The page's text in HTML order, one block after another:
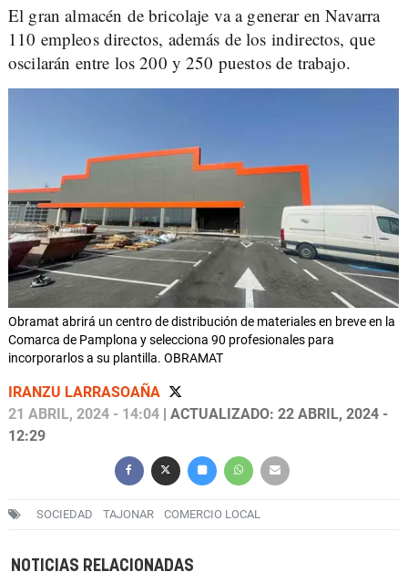
El gran almacén de bricolaje va a generar en Navarra
110 empleos directos, además de los indirectos, que
oscilarán entre los 200 y 250 puestos de trabajo.
Obramat abrirá un centro de distribución de materiales en breve en la
Comarca de Pamplona y selecciona 90 profesionales para
incorporarlos a su plantilla. OBRAMAT
IRANZU LARRASOAÑA
21 ABRIL, 2024 - 14:04 | ACTUALIZADO: 22 ABRIL, 2024 -
12:29
SOCIEDAD TAJONAR COMERCIO LOCAL
NOTICIAS RELACIONADAS